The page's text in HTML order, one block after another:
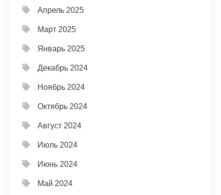
Апрель 2025
Март 2025
Январь 2025
Декабрь 2024
Ноябрь 2024
Октябрь 2024
Август 2024
Июль 2024
Июнь 2024
Май 2024